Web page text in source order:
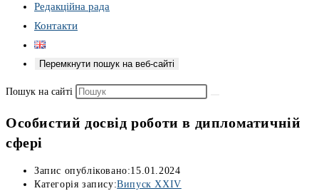
Редакційна рада
Контакти
Перемкнути пошук на веб-сайті
Пошук на сайті
Особистий досвід роботи в дипломатичній
сфері
Запис опубліковано:15.01.2024
Категорія запису:Випуск XXIV